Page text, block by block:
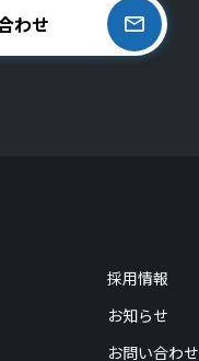
わせ
採用情報
お知らせ
お問い合わせ